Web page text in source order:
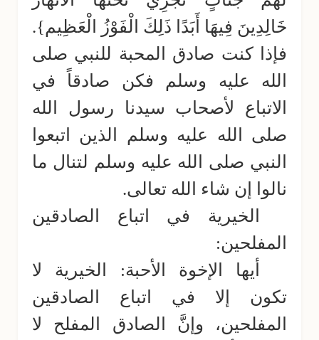
خَالِدِينَ فِيهَا أَبَدًا ذَلِكَ الْفَوْزُ الْعَظِيم}.
فإذا كنت صادق المحبة للنبي صلى
الله عليه وسلم فكن صادقاً في
الاتباع لأصحاب سيدنا رسول الله
صلى الله عليه وسلم الذين اتبعوا
النبي صلى الله عليه وسلم لتنال ما
نالوا إن شاء الله تعالى.
الخيرية في اتباع الصادقين
المفلحين:
أيها الإخوة الأحبة: الخيرية لا
تكون إلا في اتباع الصادقين
المفلحين، وإنَّ الصادق المفلح لا